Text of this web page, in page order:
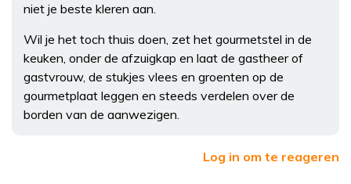
niet je beste kleren aan.
Wil je het toch thuis doen, zet het gourmetstel in de
keuken, onder de afzuigkap en laat de gastheer of
gastvrouw, de stukjes vlees en groenten op de
gourmetplaat leggen en steeds verdelen over de
borden van de aanwezigen.
Log in om te reageren